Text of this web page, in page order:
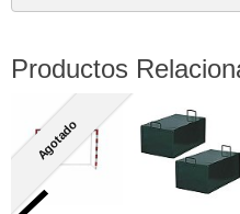
Productos
Agotado